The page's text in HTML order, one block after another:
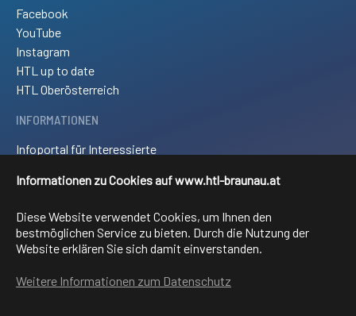
Informationen zu Cookies auf www.htl-braunau.at
Diese Website verwendet Cookies, um Ihnen den
bestmöglichen Service zu bieten. Durch die Nutzung der
Website erklären Sie sich damit einverstanden.
Weitere Informationen zum Datenschutz
Facebook
YouTube
Instagram
HTL up to date
HTL Oberösterreich
INFORMATIONEN
Infoportal für Interessierte
Downloads
Sitemap
FACHRICHTUNGEN
Elektronik und technische Informatik